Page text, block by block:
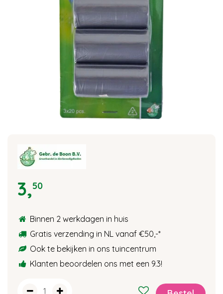
3,50
Binnen 2 werkdagen in huis
Gratis verzending in NL vanaf €50,-*
Ook te bekijken in ons tuincentrum
Klanten beoordelen ons met een 9.3!